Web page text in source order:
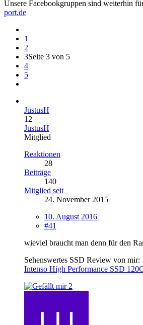
Unsere Facebookgruppen sind weiterhin
port.de
1
2
3Seite 3 von 5
4
5
JustusH
12
JustusH
Mitglied
Reaktionen
28
Beiträge
140
Mitglied seit
24. November 2015
10. August 2016
#41
wieviel braucht man denn für den
Sehenswertes SSD Review von mir:
Intenso High Performance SSD
2